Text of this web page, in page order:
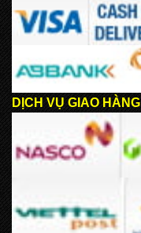
DỊCH VỤ GIAO HÀNG